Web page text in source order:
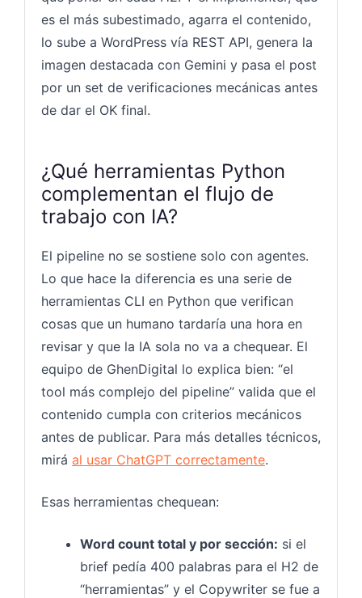
es el más subestimado, agarra el contenido,
lo sube a WordPress vía REST API, genera la
imagen destacada con Gemini y pasa el post
por un set de verificaciones mecánicas antes
de dar el OK final.
¿Qué herramientas Python
complementan el flujo de
trabajo con IA?
El pipeline no se sostiene solo con agentes.
Lo que hace la diferencia es una serie de
herramientas CLI en Python que verifican
cosas que un humano tardaría una hora en
revisar y que la IA sola no va a chequear. El
equipo de GhenDigital lo explica bien: “el
tool más complejo del pipeline” valida que el
contenido cumpla con criterios mecánicos
antes de publicar. Para más detalles técnicos,
mirá al usar ChatGPT correctamente.
Esas herramientas chequean:
Word count total y por sección: si el
brief pedía 400 palabras para el H2 de
“herramientas” y el Copywriter se fue a